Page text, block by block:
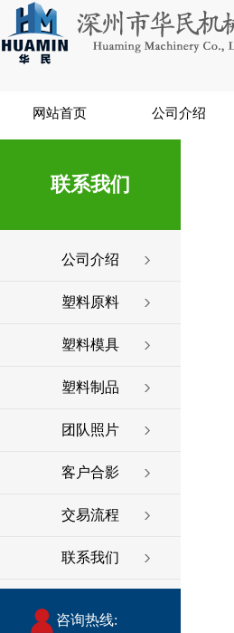
网站首页 公司介绍
联系我们
公司介绍
塑料原料
塑料模具
塑料制品
团队照片
客户合影
交易流程
联系我们
咨询热线: